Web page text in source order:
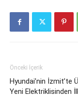
Önceki İçerik
Hyundai’nin İzmit’te
Yeni Elektriklisinden